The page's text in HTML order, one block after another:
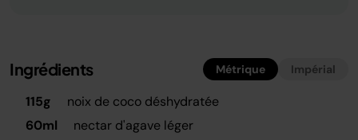
Ingrédients Métrique Impérial
115g
noix de coco déshydratée
60ml
nectar d'agave léger